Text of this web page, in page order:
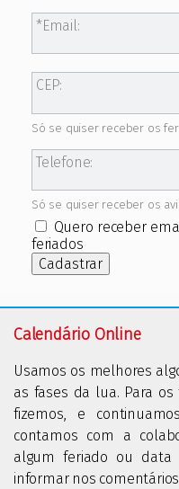
Email:
CEP:
Só se quiser receber os
Telefone:
Só se quiser receber os
Quero receber
feriados
Cadastrar
Calendário Online
Usamos os melhores
as fases da lua. Para
fizemos, e
contamos com a
algum feriado ou data
informar nos